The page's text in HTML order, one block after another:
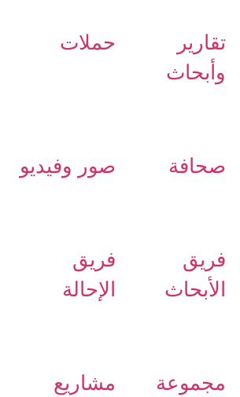
تقارير
وأبحاث
حملات
صحافة صور وفيديو
فريق
الأبحاث
فريق
الإحالة
مجموعة مشاريع